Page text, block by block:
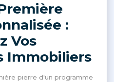
:
Vos
Immobiliers
pierre d'un programme